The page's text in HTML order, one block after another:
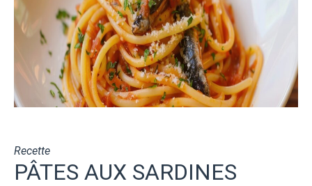
Recette
PÂTES AUX SARDINES